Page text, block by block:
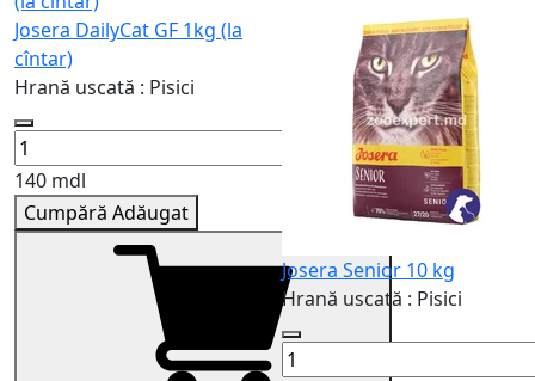
Josera DailyCat GF 1kg (la
cîntar)
Hrană uscată : Pisici
140 mdl
Cumpără Adăugat
Josera Senior 10 kg
Hrană uscată : Pisici